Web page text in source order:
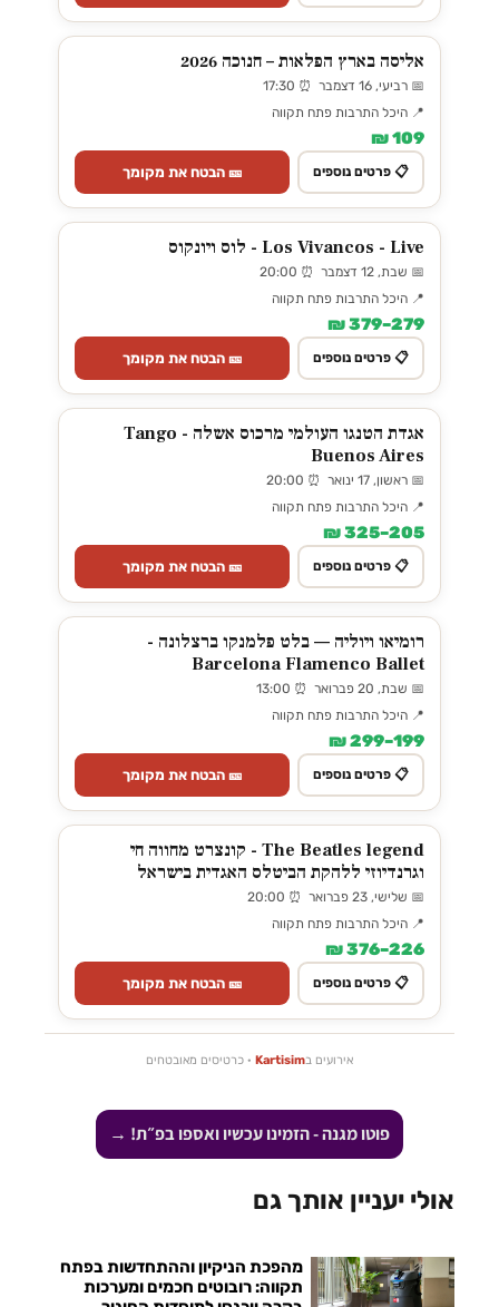
אליסה בארץ הפלאות – חנוכה 2026
📅 רביעי, 16 דצמבר ⏰ 17:30
📍 היכל התרבות פתח תקווה
109 ₪
📋 פרטים נוספים 🎫 הבטח את מקומך
Los Vivancos - Live - לוס ויונקוס
📅 שבת, 12 דצמבר ⏰ 20:00
📍 היכל התרבות פתח תקווה
279–379 ₪
📋 פרטים נוספים 🎫 הבטח את מקומך
אגדת הטנגו העולמי מרכוס אשלה - Tango
Buenos Aires
📅 ראשון, 17 ינואר ⏰ 20:00
📍 היכל התרבות פתח תקווה
205–325 ₪
📋 פרטים נוספים 🎫 הבטח את מקומך
רומיאו ויוליה — בלט פלמנקו ברצלונה -
Barcelona Flamenco Ballet
📅 שבת, 20 פברואר ⏰ 13:00
📍 היכל התרבות פתח תקווה
199–299 ₪
📋 פרטים נוספים 🎫 הבטח את מקומך
The Beatles legend - קונצרט מחווה חי
וגרנדיוזי ללהקת הביטלס האגדית בישראל
📅 שלישי, 23 פברואר ⏰ 20:00
📍 היכל התרבות פתח תקווה
226–376 ₪
📋 פרטים נוספים 🎫 הבטח את מקומך
אירועים בKartisim · כרטיסים מאובטחים
פוטו מגנה - הזמינו עכשיו ואספו בפ״ת! →
אולי יעניין אותך גם
מהפכת הניקיון וההתחדשות בפתח
תקווה: רובוטים חכמים ומערכות